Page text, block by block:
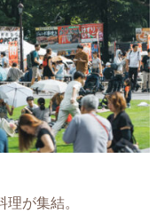
が集結。